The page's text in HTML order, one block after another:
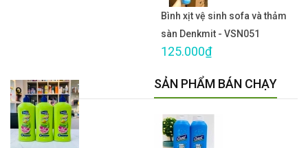
Bình xịt vệ sinh sofa và thảm
sàn Denkmit - VSN051
125.000₫
SẢN PHẨM BÁN CHẠY